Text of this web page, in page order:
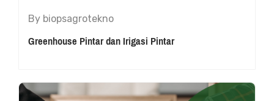
By biopsagrotekno
Greenhouse Pintar dan Irigasi Pintar